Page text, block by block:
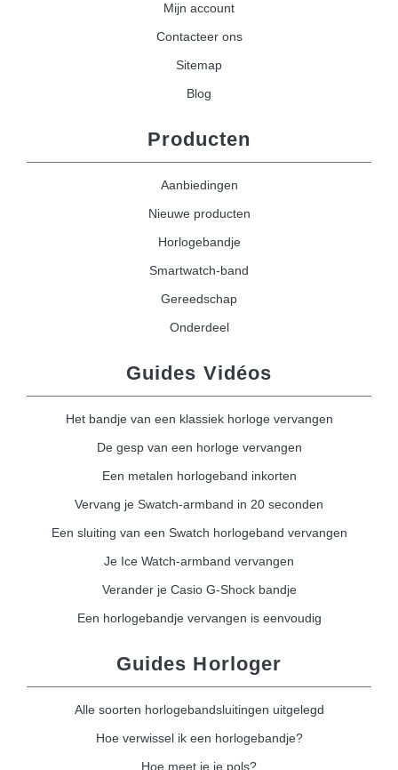
Mijn account
Contacteer ons
Sitemap
Blog
Producten
Aanbiedingen
Nieuwe producten
Horlogebandje
Smartwatch-band
Gereedschap
Onderdeel
Guides Vidéos
Het bandje van een klassiek horloge vervangen
De gesp van een horloge vervangen
Een metalen horlogeband inkorten
Vervang je Swatch-armband in 20 seconden
Een sluiting van een Swatch horlogeband vervangen
Je Ice Watch-armband vervangen
Verander je Casio G-Shock bandje
Een horlogebandje vervangen is eenvoudig
Guides Horloger
Alle soorten horlogebandsluitingen uitgelegd
Hoe verwissel ik een horlogebandje?
Hoe meet je je pols?